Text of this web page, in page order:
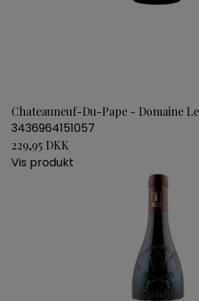
Chateauneuf-Du-Pape - Domaine
3436964151057
229,95 DKK
Vis produkt